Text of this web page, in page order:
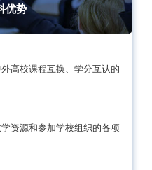
优势
高校课程互换、学分互认的
资源和参加学校组织的各项